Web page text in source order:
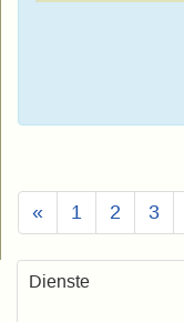
« 1 2 3
Dienste